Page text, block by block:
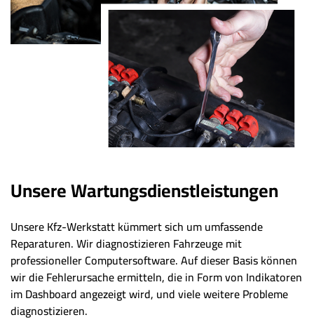
Unsere Wartungsdienstleistungen
Unsere Kfz-Werkstatt kümmert sich um umfassende
Reparaturen. Wir diagnostizieren Fahrzeuge mit
professioneller Computersoftware. Auf dieser Basis können
wir die Fehlerursache ermitteln, die in Form von Indikatoren
im Dashboard angezeigt wird, und viele weitere Probleme
diagnostizieren.